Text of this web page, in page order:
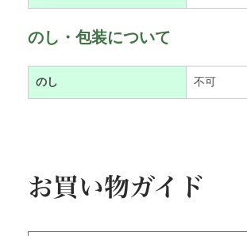
のし・包装について
のし 不可